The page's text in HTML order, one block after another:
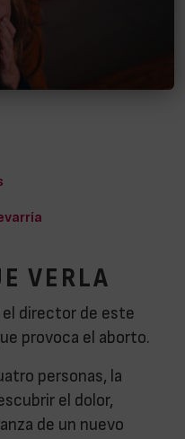
VERLA
el director de este
provoca el aborto.
personas, la
el dolor,
de un nuevo